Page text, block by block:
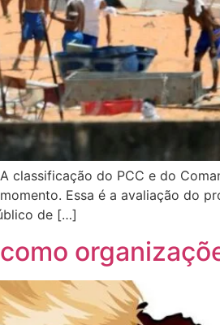
classificação do PCC e do
Essa é a avaliação do
de […]